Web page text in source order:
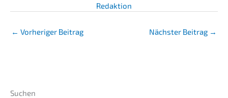
Redaktion
← Vorheriger Beitrag Nächster Beitrag →
Suchen